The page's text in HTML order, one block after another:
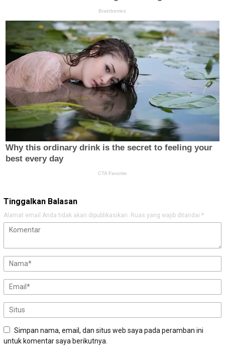
Tinggalkan Balasan
Alamat email Anda tidak akan dipublikasikan. Ruas yang wajib ditandai *
Simpan nama, email, dan situs web saya pada peramban ini
untuk komentar saya berikutnya.